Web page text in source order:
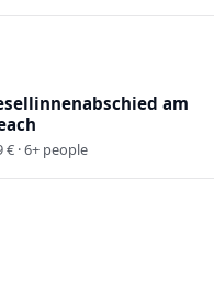
am
€ ·6+ people